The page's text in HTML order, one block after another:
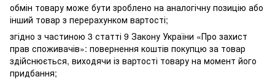
обмін товару може бути зроблено на аналогічну позицію або
інший товар з перерахунком вартості;
згідно з частиною 3 статті 9 Закону України «Про захист
прав споживачів»: повернення коштів покупцю за товар
здійснюється, виходячи із вартості товару на момент його
придбання;